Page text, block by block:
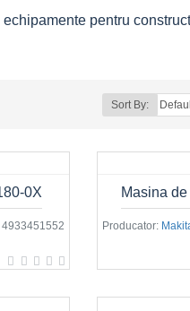
pentru
Sort By:
4933451552
0X
Producator:
Masina